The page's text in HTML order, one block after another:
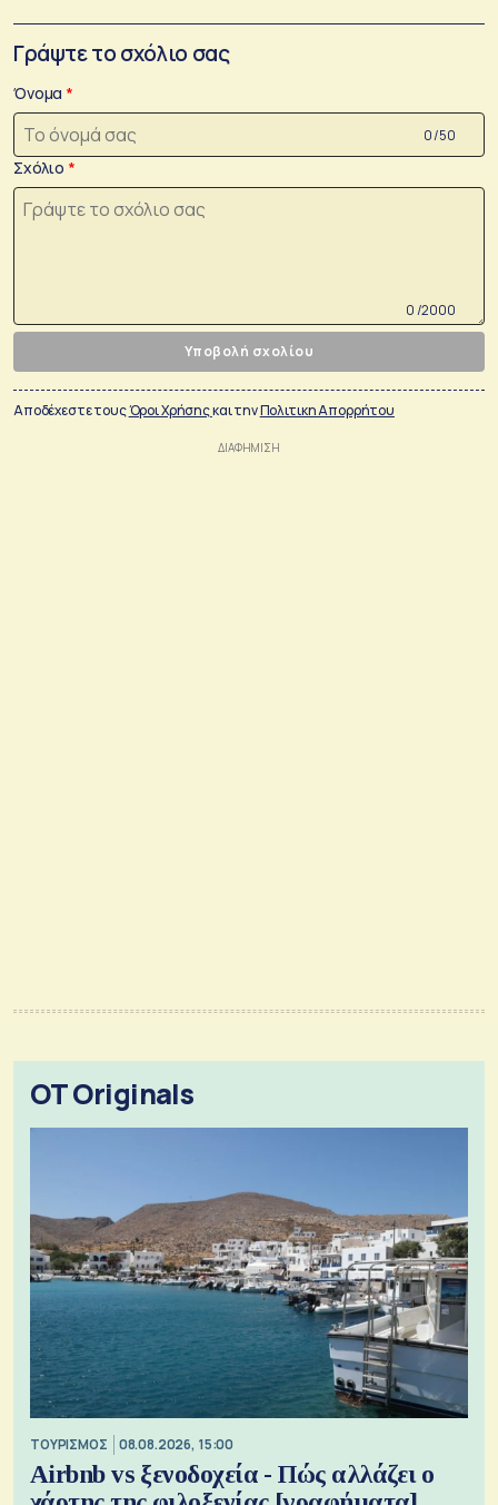
Γράψτε το σχόλιο σας
Όνομα
0 /50
Σχόλιο
0 /2000
Υποβολή σχολίου
Αποδέχεστε τουςΌροι Χρήσηςκαι τηνΠολιτικη Απορρήτου
OT Originals
ΤΟΥΡΙΣΜΟΣ 08.08.2026, 15:00
Airbnb vs ξενοδοχεία - Πώς αλλάζει ο